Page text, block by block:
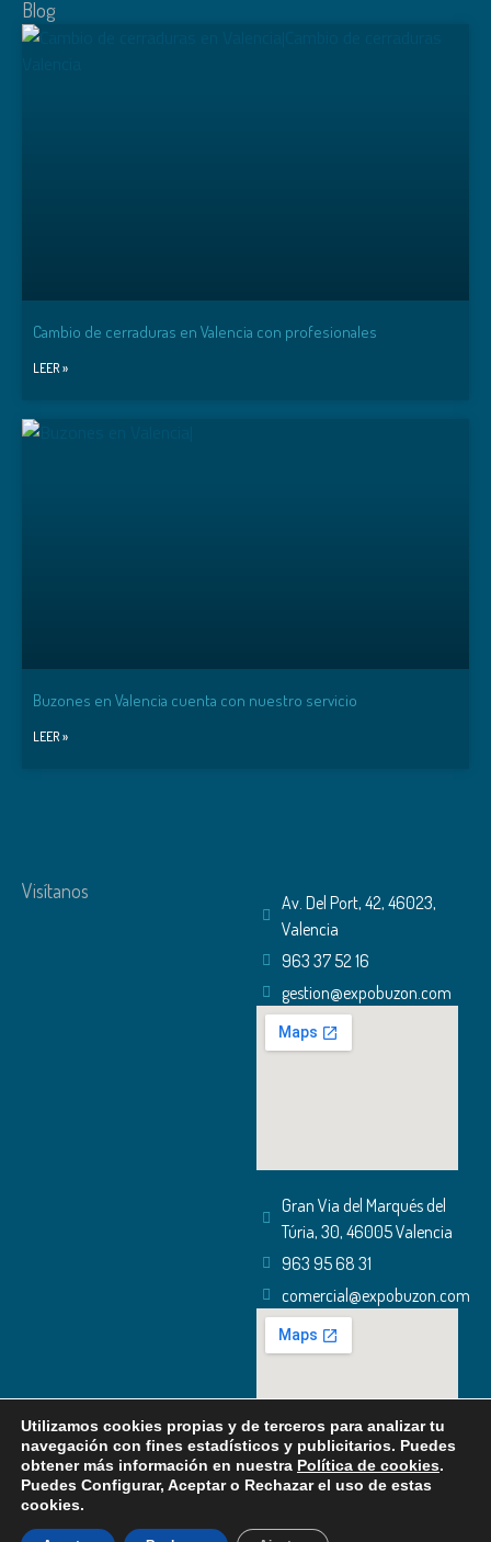
Blog
Cambio de cerraduras en Valencia con profesionales
LEER »
Buzones en Valencia cuenta con nuestro servicio
LEER »
Visítanos
Av. Del Port, 42, 46023,
Valencia
963 37 52 16
gestion@expobuzon.com
Gran Via del Marqués del
Túria, 30, 46005 Valencia
963 95 68 31
comercial@expobuzon.com
Utilizamos cookies propias y de terceros para analizar tu
navegación con fines estadísticos y publicitarios. Puedes
obtener más información en nuestra Política de cookies.
Puedes Configurar, Aceptar o Rechazar el uso de estas
cookies.